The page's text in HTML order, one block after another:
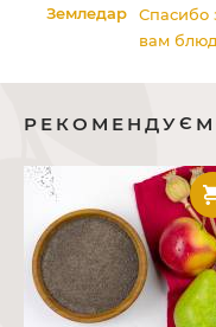
Земледар
Спасибо
вам